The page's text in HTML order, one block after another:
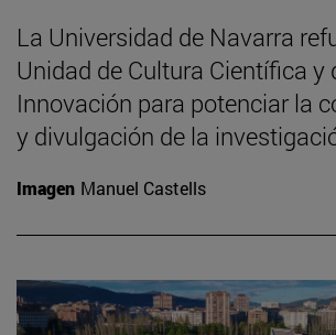
La Universidad de Navarra
Unidad de Cultura Científica y
Innovación para potenciar la
y divulgación de la
Imagen Manuel Castells